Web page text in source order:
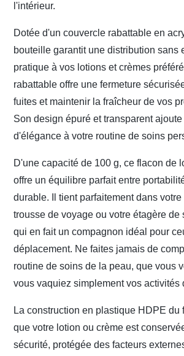
l'intérieur.
Dotée d'un couvercle rabattable en
bouteille garantit une distribution sans
pratique à vos lotions et crèmes
rabattable offre une fermeture
fuites et maintenir la fraîcheur de vos
Son design épuré et transparent
d'élégance à votre routine de soins
D'une capacité de 100 g, ce flacon de
offre un équilibre parfait entre
durable. Il tient parfaitement dans
trousse de voyage ou votre étagère de
qui en fait un compagnon idéal pour
déplacement. Ne faites jamais de
routine de soins de la peau, que vous
vous vaquiez simplement vos activités
La construction en plastique HDPE du
que votre lotion ou crème est
sécurité, protégée des facteurs